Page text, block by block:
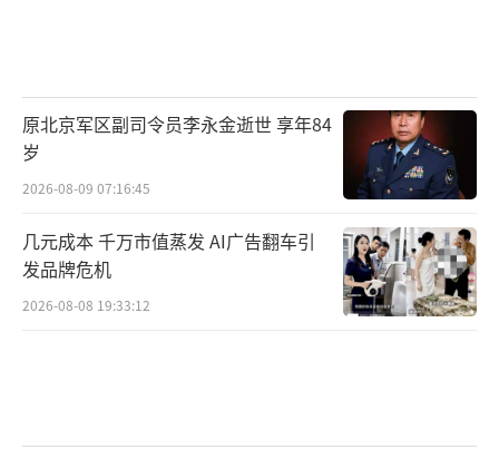
原北京军区副司令员李永金逝世 享年84
岁
2026-08-09 07:16:45
几元成本 千万市值蒸发 AI广告翻车引
发品牌危机
2026-08-08 19:33:12